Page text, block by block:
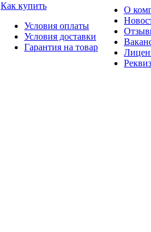
Как купить
Условия оплаты
Условия доставки
Гарантия на товар
О